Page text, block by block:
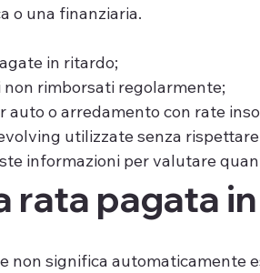
o una finanziaria.
in ritardo;
rimborsati regolarmente;
auto o arredamento con rate
utilizzate senza
informazioni per valutare
rata pagata
non significa automaticamente